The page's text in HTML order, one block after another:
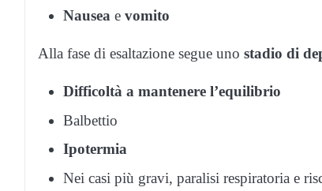
Nausea e vomito
Alla fase di esaltazione segue uno stadio di
Difficoltà a mantenere l’equilibrio
Balbettio
Ipotermia
Nei casi più gravi, paralisi respiratoria e